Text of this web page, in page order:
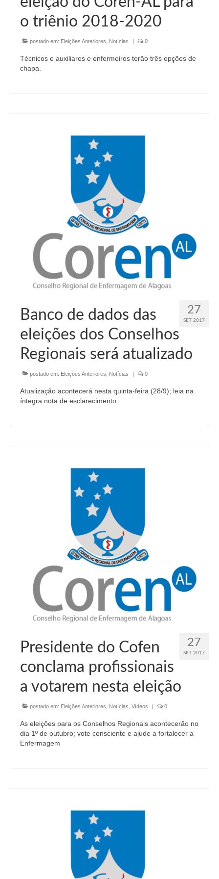
Editais e licitação
Eleições
Fiscalização
Responsabilidade Técnica
Desagravo Público
Processos Éticos
Censura Pública
Suspensão do Exercício Profissional
Para Você
Procedimento para registro
Clube de Vantagens
Notícias
Ouvidoria
Fale Conosco
o triênio 2018-2020
postado em: Eleições Anteriores Notícias | 0
Técnicos e auxiliares e enfermeiros terão três opções de
chapa.
27
SET 2017
Banco de dados das
eleições dos Conselhos
Regionais será atualizado
postado em: Eleições Anteriores Notícias | 0
Atualização acontecerá nesta quinta-feira (28/9); leia na
íntegra nota de esclarecimento
27
SET 2017
Presidente do Cofen
conclama profissionais
a votarem nesta eleição
postado em: Eleições Anteriores Notícias Vídeos | 0
As eleições para os Conselhos Regionais acontecerão no
dia 1º de outubro; vote consciente e ajude a fortalecer a
Enfermagem